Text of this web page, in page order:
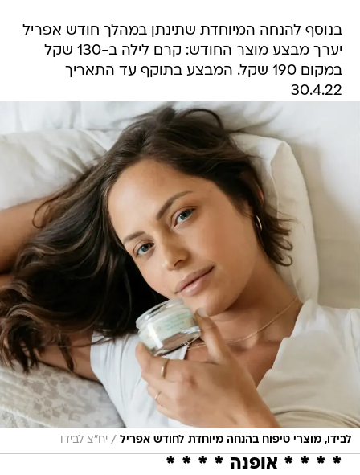
בנוסף להנחה המיוחדת שתינתן במהלך חודש אפריל
יערך מבצע מוצר החודש: קרם לילה ב-130 שקל
במקום 190 שקל. המבצע בתוקף עד התאריך
30.4.22
לבידו, מוצרי טיפוח בהנחה מיוחדת לחודש אפריל / יח"צ לבידו
* * * * אופנה * * * *